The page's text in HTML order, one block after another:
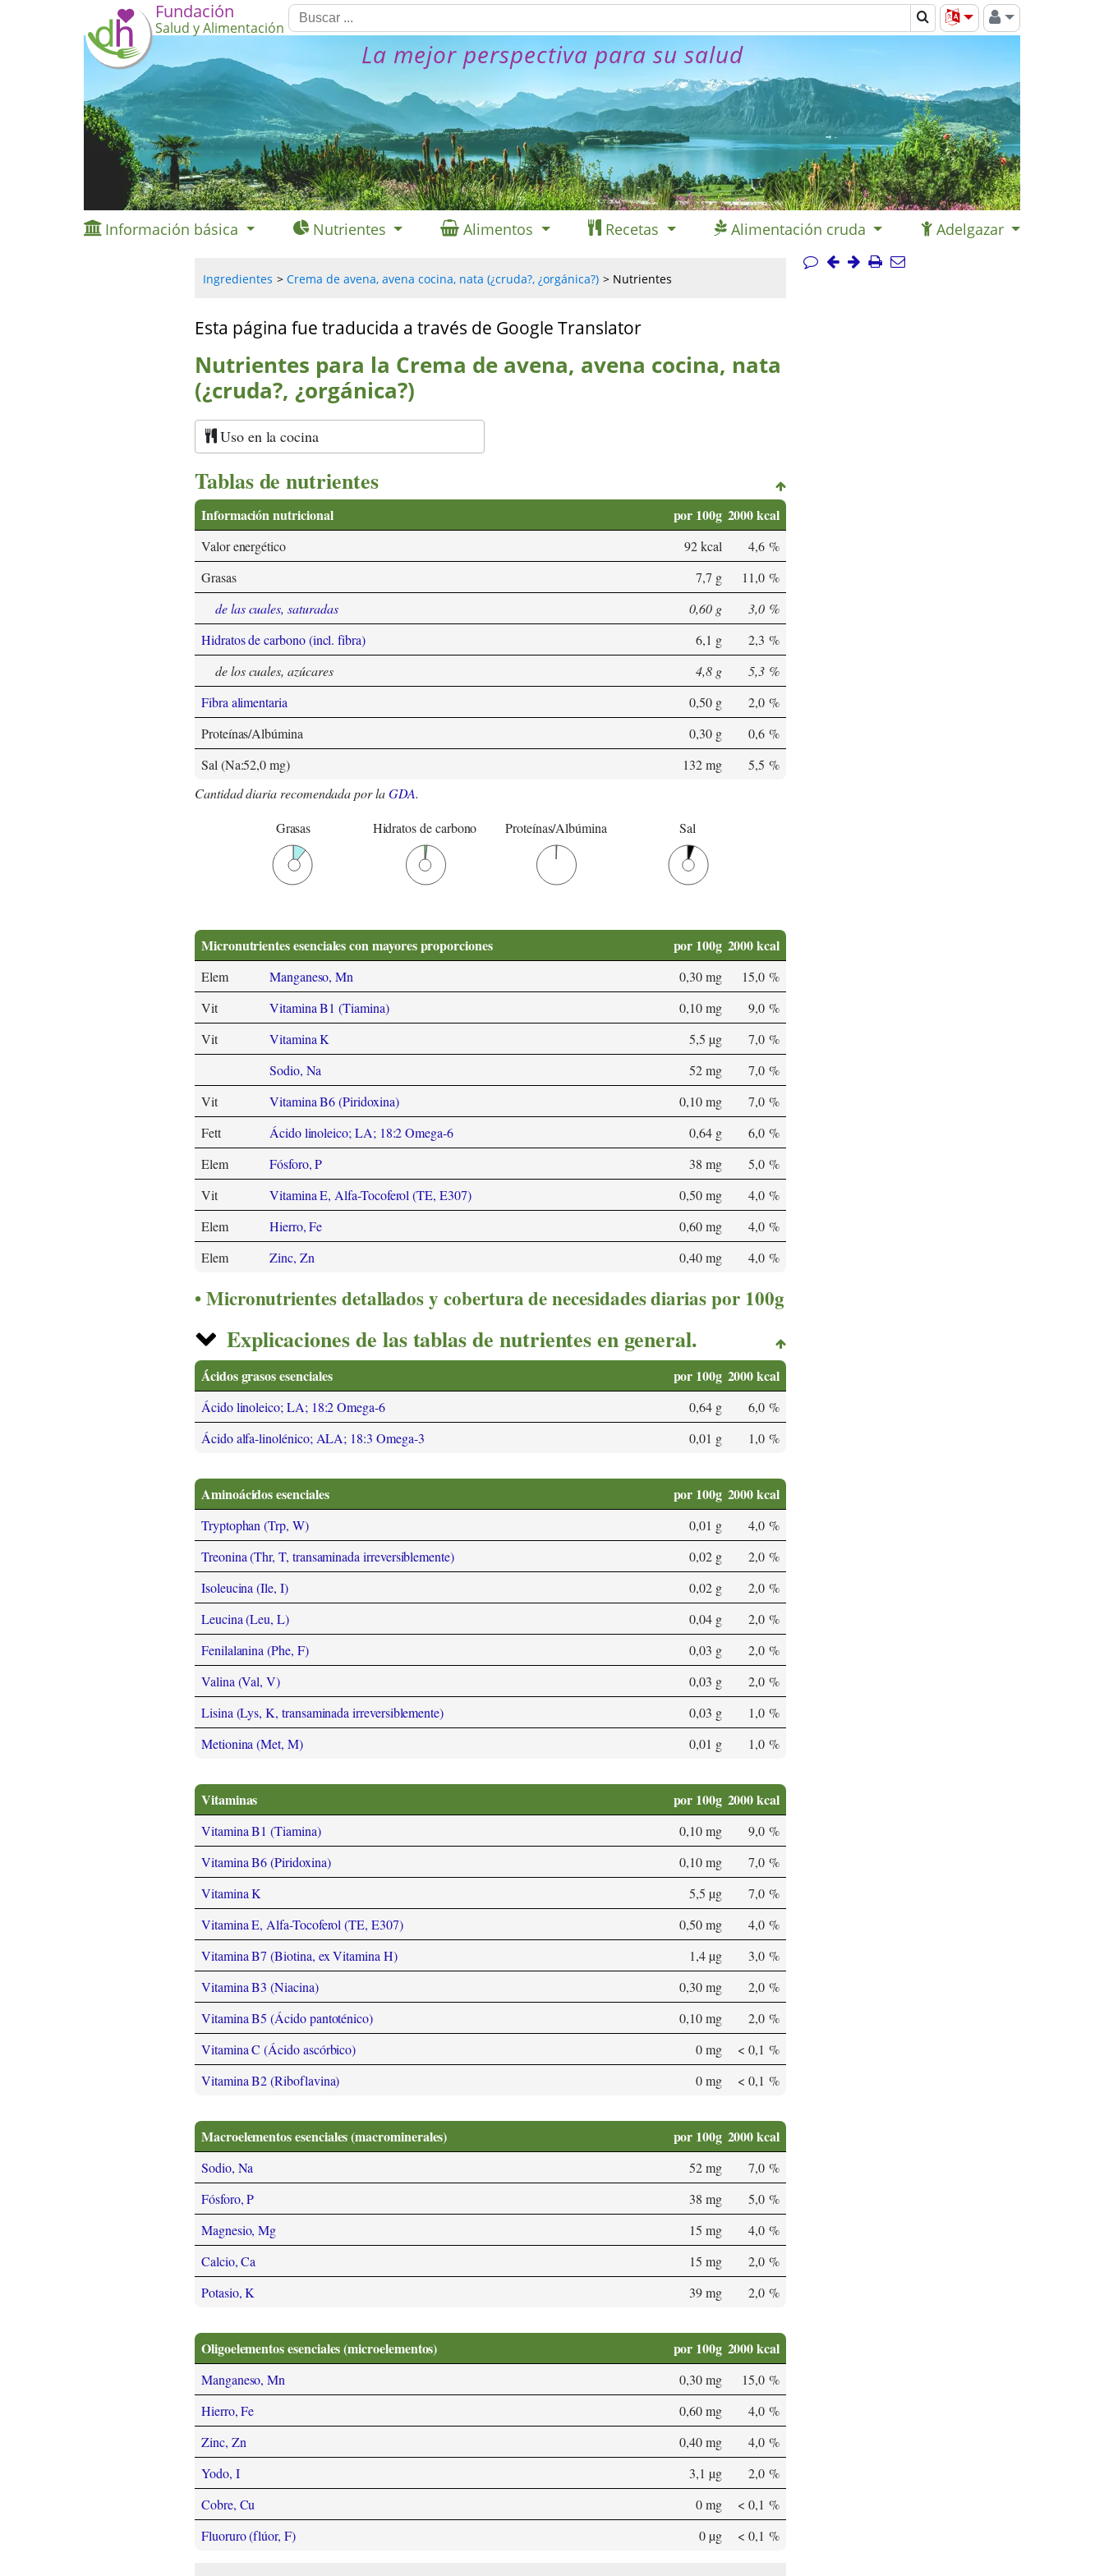
Fundación
Salud y Alimentación
La mejor perspectiva para su salud
Información básica Nutrientes Alimentos Recetas Alimentación cruda Adelgazar
Ingredientes Crema de avena, avena cocina, nata (¿cruda?, ¿orgánica?) Nutrientes
Esta página fue traducida a través de Google Translator
Nutrientes para la Crema de avena, avena cocina, nata
(¿cruda?, ¿orgánica?)
Uso en la cocina
Tablas de nutrientes
Información nutricional por 100g 2000 kcal
Valor energético 92 kcal
4,6 %
Grasas
7,7 g
11,0 %
de las cuales, saturadas
0,60 g
3,0 %
Hidratos de carbono (incl. fibra)
6,1 g
2,3 %
de los cuales, azúcares
4,8 g
5,3 %
Fibra alimentaria
0,50 g
2,0 %
Proteínas/Albúmina
0,30 g
0,6 %
Sal (Na:52,0 mg)
132 mg
5,5 %
Cantidad diaria recomendada por laGDA.
Grasas
Hidratos de carbono Proteínas/Albúmina Sal
Micronutrientes esenciales con mayores proporciones por 100g 2000 kcal
Elem Manganeso, Mn 0,30 mg
15,0 %
Vit
Vitamina B1 (Tiamina) 0,10 mg
9,0 %
Vit
Vitamina K 5,5 µg
7,0 %
Sodio, Na
52 mg
7,0 %
Vit
Vitamina B6 (Piridoxina) 0,10 mg
7,0 %
Fett
Ácido linoleico; LA; 18:2 Omega-6 0,64 g
6,0 %
Elem
Fósforo, P 38 mg
5,0 %
Vit
Vitamina E, Alfa-Tocoferol (TE, E307) 0,50 mg
4,0 %
Elem
Hierro, Fe 0,60 mg
4,0 %
Elem
Zinc, Zn 0,40 mg 4,0 %
Micronutrientes detallados y cobertura de necesidades diarias por 100g
Explicaciones de las tablas de nutrientes en general.
Ácidos grasos esenciales por 100g 2000 kcal
Ácido linoleico; LA; 18:2 Omega-6 0,64 g
6,0 %
Ácido alfa-linolénico; ALA; 18:3 Omega-3
0,01 g 1,0 %
Aminoácidos esenciales por 100g 2000 kcal
Tryptophan (Trp, W) 0,01 g
4,0 %
Treonina (Thr, T, transaminada irreversiblemente)
0,02 g
2,0 %
Isoleucina (Ile, I)
0,02 g
2,0 %
Leucina (Leu, L)
0,04 g
2,0 %
Fenilalanina (Phe, F)
0,03 g
2,0 %
Valina (Val, V)
0,03 g
2,0 %
Lisina (Lys, K, transaminada irreversiblemente)
0,03 g
1,0 %
Metionina (Met, M)
0,01 g 1,0 %
Vitaminas por 100g 2000 kcal
Vitamina B1 (Tiamina) 0,10 mg
9,0 %
Vitamina B6 (Piridoxina)
0,10 mg
7,0 %
Vitamina K
5,5 µg
7,0 %
Vitamina E, Alfa-Tocoferol (TE, E307)
0,50 mg
4,0 %
Vitamina B7 (Biotina, ex Vitamina H)
1,4 µg
3,0 %
Vitamina B3 (Niacina)
0,30 mg
2,0 %
Vitamina B5 (Ácido pantoténico)
0,10 mg
2,0 %
Vitamina C (Ácido ascórbico)
0 mg
< 0,1 %
Vitamina B2 (Riboflavina)
0 mg < 0,1 %
Macroelementos esenciales (macrominerales) por 100g 2000 kcal
Sodio, Na 52 mg
7,0 %
Fósforo, P
38 mg
5,0 %
Magnesio, Mg
15 mg
4,0 %
Calcio, Ca
15 mg
2,0 %
Potasio, K
39 mg 2,0 %
Oligoelementos esenciales (microelementos) por 100g 2000 kcal
Manganeso, Mn 0,30 mg
15,0 %
Hierro, Fe
0,60 mg
4,0 %
Zinc, Zn
0,40 mg
4,0 %
Yodo, I
3,1 µg
2,0 %
Cobre, Cu
0 mg
< 0,1 %
Fluoruro (flúor, F)
0 µg < 0,1 %